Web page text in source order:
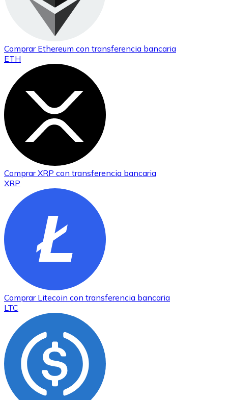
Comprar Ethereum con transferencia bancaria
ETH
ComprarXRP con transferencia bancaria
XRP
Comprar Litecoin con transferencia bancaria
LTC